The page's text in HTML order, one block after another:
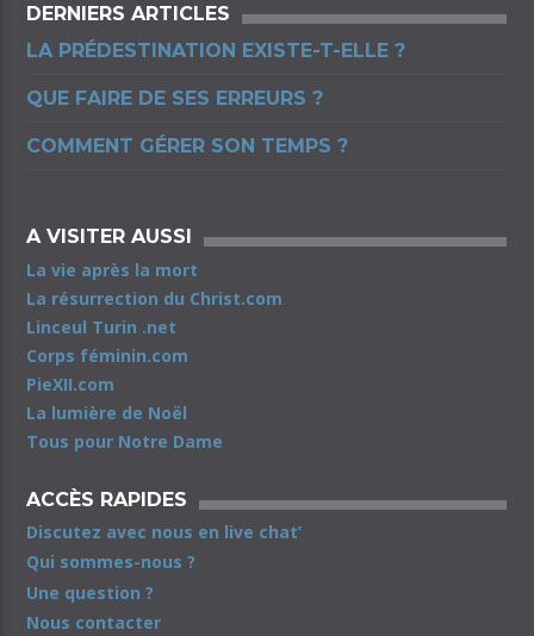
DERNIERS ARTICLES
LA PRÉDESTINATION EXISTE-T-ELLE ?
QUE FAIRE DE SES ERREURS ?
COMMENT GÉRER SON TEMPS ?
A VISITER AUSSI
La vie après la mort
La résurrection du Christ.com
Linceul Turin .net
Corps féminin.com
PieXII.com
La lumière de Noël
Tous pour Notre Dame
ACCÈS RAPIDES
Discutez avec nous en live chat’
Qui sommes-nous ?
Une question ?
Nous contacter